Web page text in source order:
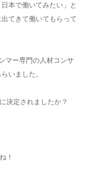
本で働いてみたい」と
てきて働いてもらって
マー専門の人材コンサ
いました。
決定されましたか？
！